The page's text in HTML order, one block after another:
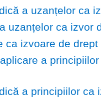
a uzanțelor ca
uzanțelor ca izvor
ca izvoare de drept
a
a principiilor ca